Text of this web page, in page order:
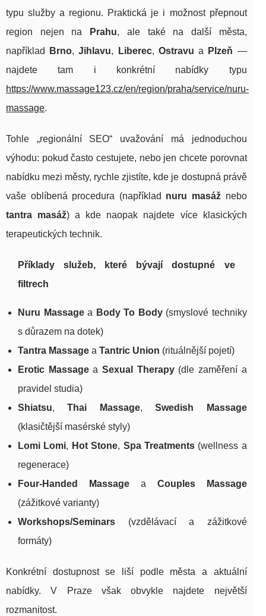
typu služby a regionu. Praktická je i možnost přepnout
region nejen na
Prahu, ale také na další města,
například
Brno,Jihlavu, Liberec, Ostravu a Plzeň —
najdete tam i konkrétní nabídky typu
https://www.massage123.cz/en/region/praha/service/nuru-
massage.
Tohle „regionální SEO“ uvažování má jednoduchou
výhodu: pokud často cestujete, nebo jen chcete porovnat
nabídku mezi městy, rychle zjistíte, kde je dostupná právě
vaše oblíbená procedura (například nuru masáž nebo
tantra masáž) a kde naopak najdete více klasických
terapeutických technik.
Příklady služeb, které bývají dostupné ve
filtrech
Nuru Massagea Body To Body(smyslové techniky
s důrazem na dotek)
Tantra Massage a Tantric Union (rituálnější pojetí)
Erotic Massagea Sexual Therapy(dle zaměření a
pravidel studia)
Shiatsu,Thai Massage,Swedish Massage
(klasičtější masérské styly)
Lomi Lomi, Hot Stone, Spa Treatments(wellness a
regenerace)
Four-Handed Massagea Couples Massage
(zážitkové varianty)
Workshops/Seminars (vzdělávací a zážitkové
formáty)
Konkrétní dostupnost se liší podle města a aktuální
nabídky. V Praze však obvykle najdete největší
rozmanitost.